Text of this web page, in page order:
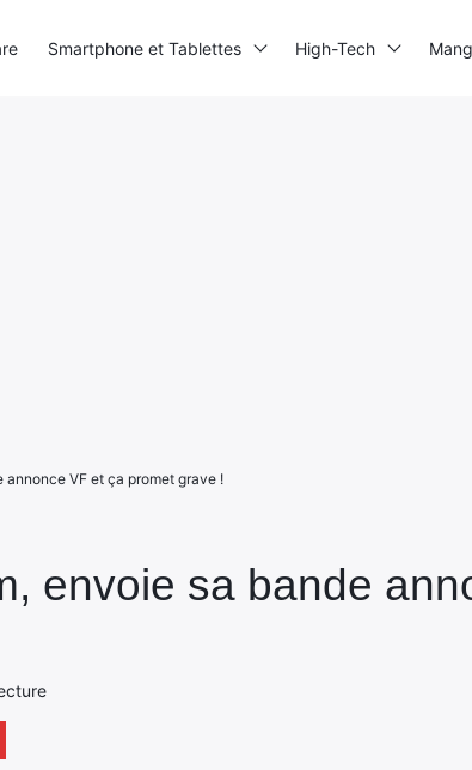
envoie sa bande
VF et ça promet grave !
Smartphone et Tablettes High-Tech